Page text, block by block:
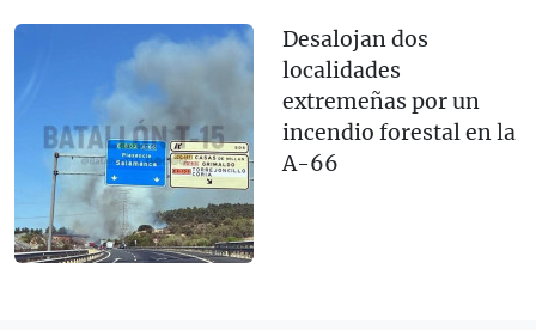
Desalojan dos
localidades
extremeñas por un
incendio forestal en la
A-66